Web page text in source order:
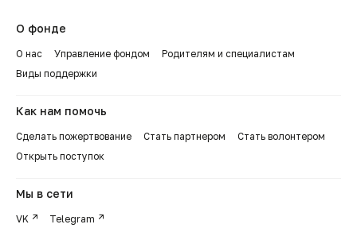
О фонде
О нас Управление фондом
Родителям и специалистам
Виды поддержки
Как нам помочь
Сделать пожертвование Стать партнером
Стать волонтером
Открыть поступок
Мы в сети
VK Telegram